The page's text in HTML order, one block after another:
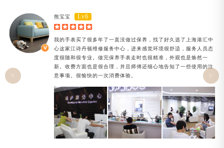
熊宝宝 Lv6
    
我的手表买了很多年了一直没做过保养，找了好久选了上海港汇中
心这家江诗丹顿维修服务中心，进来感觉环境很舒适，服务人员态
度很随和很专业。做完保养手表走时也很精准，外观也是焕然一
新。收费方面也是很合理，并且师傅还细心地告知了一些使用的注
意事项。很愉快的一次消费体验。
>
<